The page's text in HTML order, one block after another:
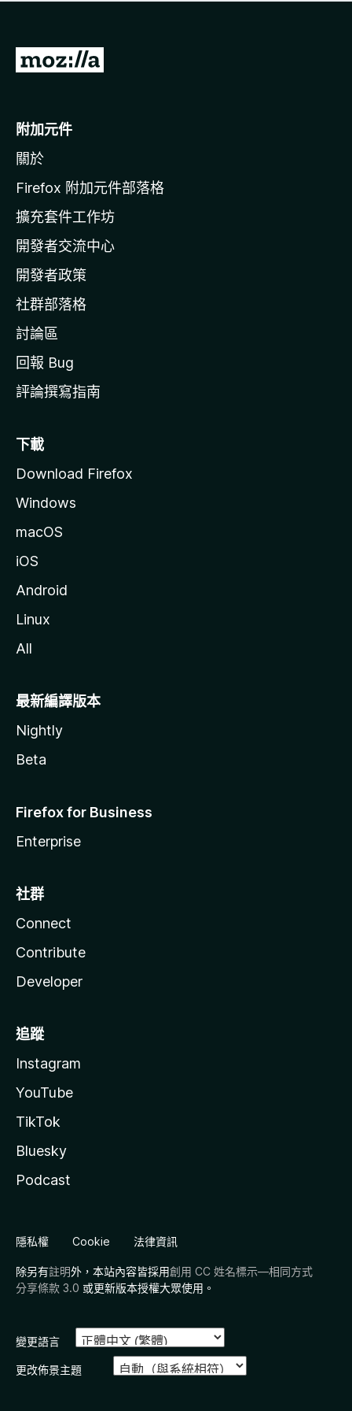
有
前
o
i
l
a
官
網
附加元件
關於
Firefox 附加元件部落格
擴充套件工作坊
開發者交流中心
開發者政策
社群部落格
討論區
回報 Bug
評論撰寫指南
下載
Download Firefox
Windows
macOS
iOS
Android
Linux
All
最新編譯版本
Nightly
Beta
Firefox for Business
Enterprise
社群
Connect
Contribute
Developer
追蹤
Instagram
YouTube
TikTok
Bluesky
Podcast
隱私權 Cookie 法律資訊
除另有註明外，本站內容皆採用創用 CC 姓名標示—相同方式
分享條款 3.0 或更新版本授權大眾使用。
變更語言
更改佈景主題